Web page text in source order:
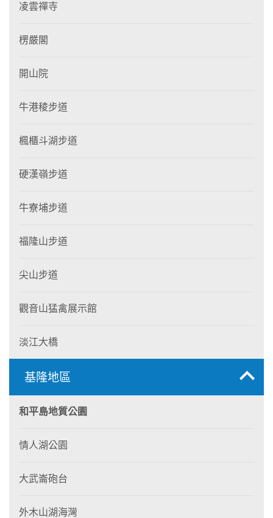
凌雲禪寺
楞嚴閣
開山院
牛港稜步道
楓櫃斗湖步道
硬漢嶺步道
牛寮埔步道
福隆山步道
尖山步道
觀音山猛禽展示館
淡江大橋
基隆地區
和平島地質公園
情人湖公園
大武崙砲台
外木山湖海灣